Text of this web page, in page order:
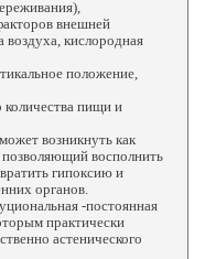
внешней
воздуха, кислородная
положение,
количества пищи и
возникнуть как
восполнить
гипоксию и
органов.
-постоянная
практически
астенического